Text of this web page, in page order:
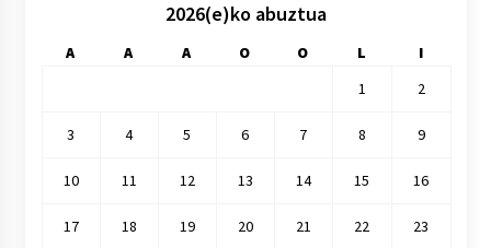
2026(e)ko abuztua
A A A O O L
I
1
2
3 4 5 6 7 8 9
10 11 12 13 14 15 16
17 18 19 20 21 22 23